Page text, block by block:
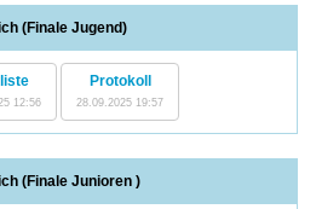
(Finale Jugend)
12:56
Protokoll
28.09.2025 19:57
(Finale Junioren )